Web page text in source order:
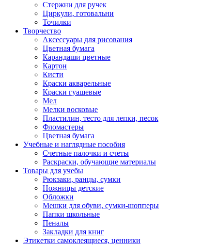
Стержни для ручек
Циркули, готовальни
Точилки
Творчество
Аксессуары для рисования
Цветная бумага
Карандаши цветные
Картон
Кисти
Краски акварельные
Краски гуашевые
Мел
Мелки восковые
Пластилин, тесто для лепки, песок
Фломастеры
Цветная бумага
Учебные и наглядные пособия
Счетные палочки и счеты
Раскраски, обучающие материалы
Товары для учебы
Рюкзаки, ранцы, сумки
Ножницы детские
Обложки
Мешки для обуви, сумки-шопперы
Папки школьные
Пеналы
Закладки для книг
Этикетки самоклеящиеся, ценники